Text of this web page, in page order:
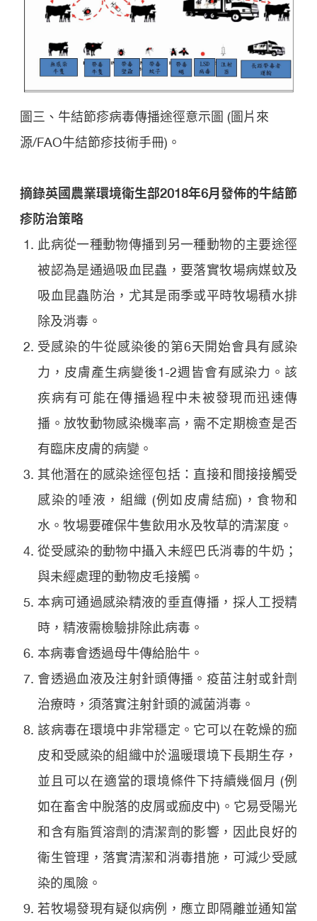
圖三、牛結節疹病毒傳播途徑意示圖 (圖片來
源/FAO牛結節疹技術手冊)。
摘錄英國農業環境衛生部2018年6月發佈的牛結節
疹防治策略
此病從一種動物傳播到另一種動物的主要途徑
被認為是通過吸血昆蟲，要落實牧場病媒蚊及
吸血昆蟲防治，尤其是雨季或平時牧場積水排
除及消毒。
受感染的牛從感染後的第6天開始會具有感染
力，皮膚產生病變後1-2週皆會有感染力。該
疾病有可能在傳播過程中未被發現而迅速傳
播。放牧動物感染機率高，需不定期檢查是否
有臨床皮膚的病變。
其他潛在的感染途徑包括：直接和間接接觸受
感染的唾液，組織 (例如皮膚結痂)，食物和
水。牧場要確保牛隻飲用水及牧草的清潔度。
從受感染的動物中攝入未經巴氏消毒的牛奶；
與未經處理的動物皮毛接觸。
本病可通過感染精液的垂直傳播，採人工授精
時，精液需檢驗排除此病毒。
本病毒會透過母牛傳給胎牛。
會透過血液及注射針頭傳播。疫苗注射或針劑
治療時，須落實注射針頭的滅菌消毒。
該病毒在環境中非常穩定。它可以在乾燥的痂
皮和受感染的組織中於溫暖環境下長期生存，
並且可以在適當的環境條件下持續幾個月 (例
如在畜舍中脫落的皮屑或痂皮中)。它易受陽光
和含有脂質溶劑的清潔劑的影響，因此良好的
衛生管理，落實清潔和消毒措施，可減少受感
染的風險。
若牧場發現有疑似病例，應立即隔離並通知當